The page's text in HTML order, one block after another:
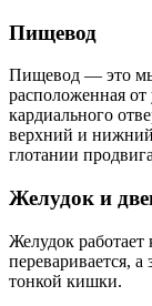
Пищевод
Пищевод — это
расположенная
кардиального
верхний и нижний
глотании
Желудок и
Желудок
переваривается,
тонкой кишки.